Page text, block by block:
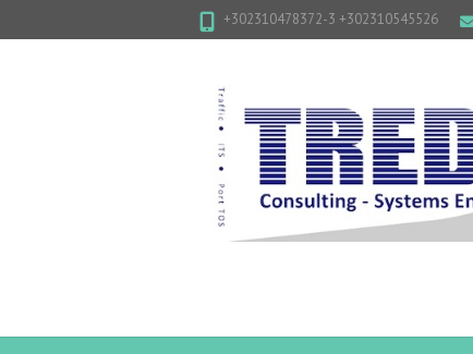
+302310478372-3 +302310545526